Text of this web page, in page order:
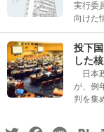
実行委
向けた
投下
した
日本
が、例
判を集